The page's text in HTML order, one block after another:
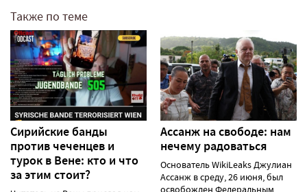
Также по теме
Сирийские банды
против чеченцев и
турок в Вене: кто и что
за этим стоит?
Ассанж на свободе: нам
нечему радоваться
Основатель WikiLeaks Джулиан
Ассанж в среду, 26 июня, был
освобожден Федеральным